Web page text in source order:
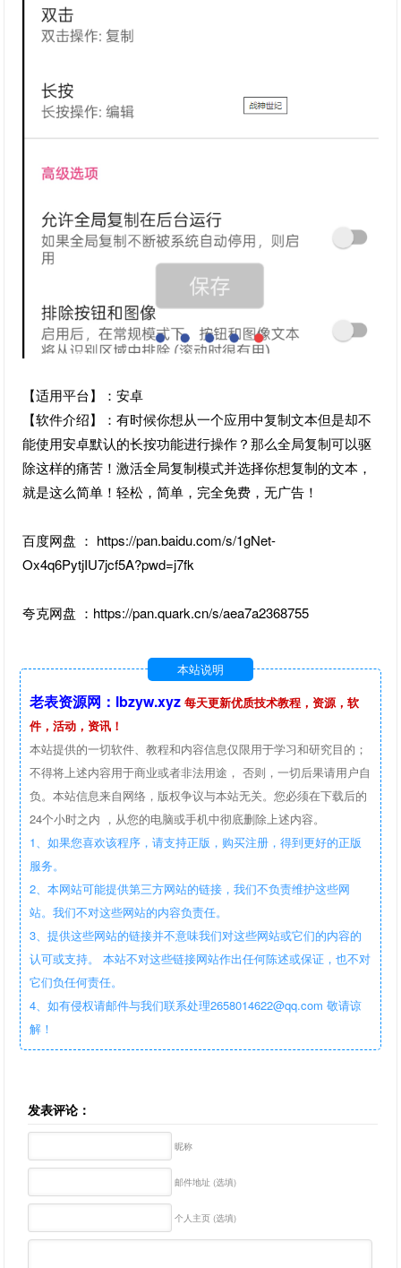
【适用平台】：安卓
【软件介绍】：有时候你想从一个应用中复制文本但是却不
能使用安卓默认的长按功能进行操作？那么全局复制可以驱
除这样的痛苦！激活全局复制模式并选择你想复制的文本，
就是这么简单！轻松，简单，完全免费，无广告！
百度网盘 ： https://pan.baidu.com/s/1gNet-
Ox4q6PytjIU7jcf5A?pwd=j7fk
夸克网盘 ：https://pan.quark.cn/s/aea7a2368755
本站说明
老表资源网：lbzyw.xyz 每天更新优质技术教程，资源，软
件，活动，资讯！
本站提供的一切软件、教程和内容信息仅限用于学习和研究目的；
不得将上述内容用于商业或者非法用途， 否则，一切后果请用户自
负。本站信息来自网络，版权争议与本站无关。您必须在下载后的
24个小时之内 ，从您的电脑或手机中彻底删除上述内容。
1、如果您喜欢该程序，请支持正版，购买注册，得到更好的正版
服务。
2、本网站可能提供第三方网站的链接，我们不负责维护这些网
站。我们不对这些网站的内容负责任。
3、提供这些网站的链接并不意味我们对这些网站或它们的内容的
认可或支持。 本站不对这些链接网站作出任何陈述或保证，也不对
它们负任何责任。
4、如有侵权请邮件与我们联系处理2658014622@qq.com 敬请谅
解！
发表评论：
昵称
邮件地址 (选填)
个人主页 (选填)